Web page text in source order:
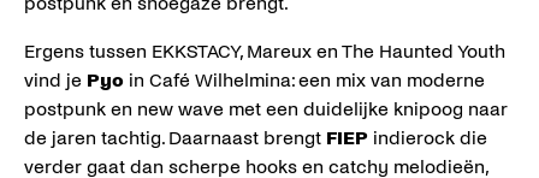
Ergens tussen EKKSTACY, Mareux en The Haunted Youth
vind je Pyo in Café Wilhelmina: een mix van moderne
postpunk en new wave met een duidelijke knipoog naar
de jaren tachtig. Daarnaast brengt FIEP indierock die
verder gaat dan scherpe hooks en catchy melodieën,